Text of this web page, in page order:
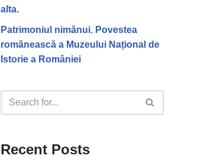
alta.
Patrimoniul nimănui. Povestea
românească a Muzeului Național de
Istorie a României
Recent Posts